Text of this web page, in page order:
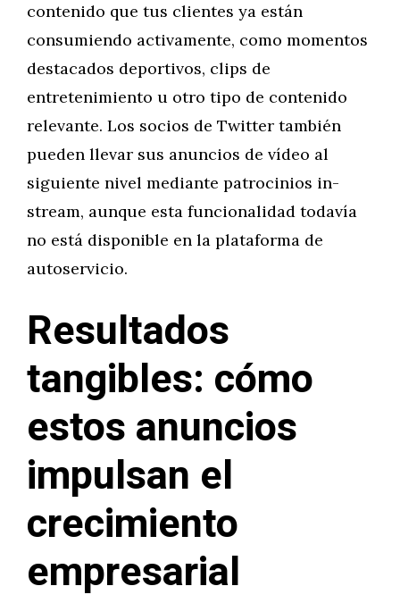
contenido que tus clientes ya están
consumiendo activamente, como momentos
destacados deportivos, clips de
entretenimiento u otro tipo de contenido
relevante. Los socios de Twitter también
pueden llevar sus anuncios de vídeo al
siguiente nivel mediante patrocinios in-
stream, aunque esta funcionalidad todavía
no está disponible en la plataforma de
autoservicio.
Resultados
tangibles: cómo
estos anuncios
impulsan el
crecimiento
empresarial